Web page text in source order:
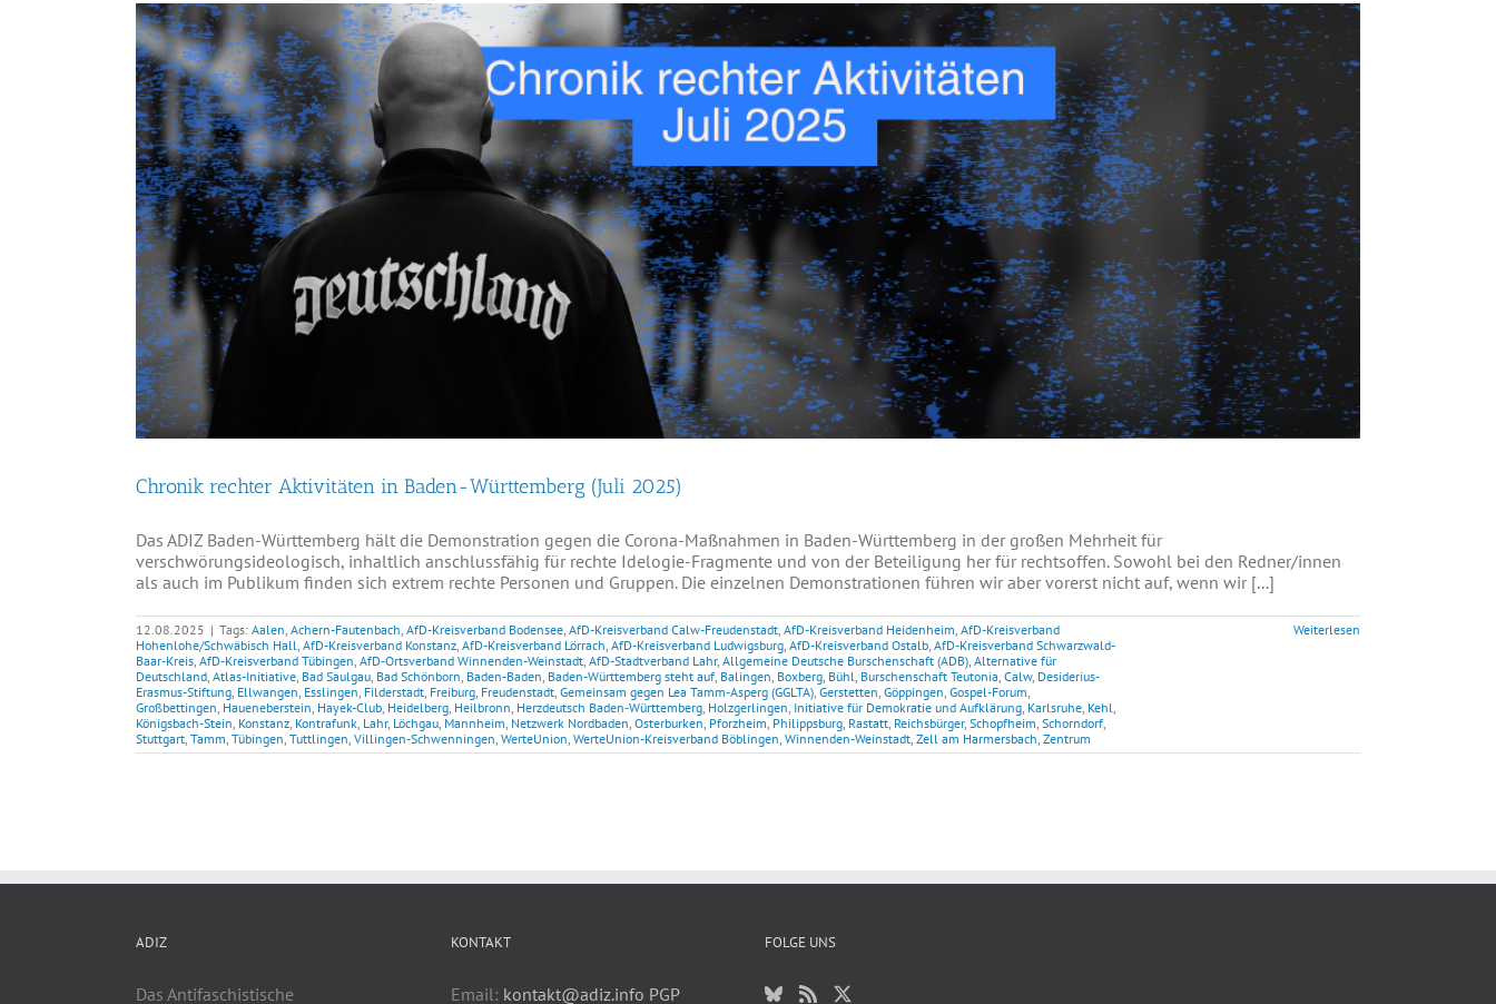
Chronik rechter Aktivitäten in Baden-Württemberg (Juli 2025)
Das ADIZ Baden-Württemberg hält die Demonstration gegen die Corona-Maßnahmen in Baden-Württemberg in der großen Mehrheit für
verschwörungsideologisch, inhaltlich anschlussfähig für rechte Idelogie-Fragmente und von der Beteiligung her für rechtsoffen. Sowohl bei den Redner/innen
als auch im Publikum finden sich extrem rechte Personen und Gruppen. Die einzelnen Demonstrationen führen wir aber vorerst nicht auf, wenn wir [...]
12.08.2025 | Tags: Aalen, Achern-Fautenbach, AfD-Kreisverband Bodensee, AfD-Kreisverband Calw-Freudenstadt, AfD-Kreisverband Heidenheim, AfD-Kreisverband
Hohenlohe/Schwäbisch Hall, AfD-Kreisverband Konstanz, AfD-Kreisverband Lörrach, AfD-Kreisverband Ludwigsburg, AfD-Kreisverband Ostalb, AfD-Kreisverband Schwarzwald-
Baar-Kreis, AfD-Kreisverband Tübingen, AfD-Ortsverband Winnenden-Weinstadt, AfD-Stadtverband Lahr, Allgemeine Deutsche Burschenschaft (ADB), Alternative für
Deutschland, Atlas-Initiative, Bad Saulgau, Bad Schönborn, Baden-Baden, Baden-Württemberg steht auf, Balingen, Boxberg, Bühl, Burschenschaft Teutonia, Calw, Desiderius-
Erasmus-Stiftung, Ellwangen, Esslingen, Filderstadt, Freiburg, Freudenstadt, Gemeinsam gegen Lea Tamm-Asperg (GGLTA), Gerstetten, Göppingen, Gospel-Forum,
Großbettingen, Haueneberstein, Hayek-Club, Heidelberg, Heilbronn, Herzdeutsch Baden-Württemberg, Holzgerlingen, Initiative für Demokratie und Aufklärung, Karlsruhe, Kehl,
Königsbach-Stein, Konstanz, Kontrafunk, Lahr, Löchgau, Mannheim, Netzwerk Nordbaden, Osterburken, Pforzheim, Philippsburg, Rastatt, Reichsbürger, Schopfheim, Schorndorf,
Stuttgart, Tamm, Tübingen, Tuttlingen, Villingen-Schwenningen, WerteUnion, WerteUnion-Kreisverband Böblingen, Winnenden-Weinstadt, Zell am Harmersbach, Zentrum
Weiterlesen
ADIZ
Das Antifaschistische
KONTAKT
Email: kontakt@adiz.info PGP
FOLGE UNS